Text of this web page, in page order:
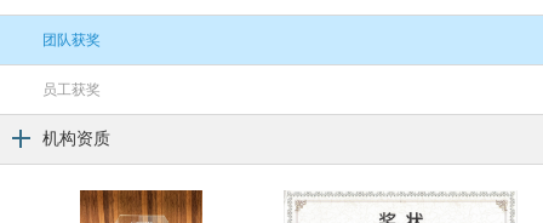
团队获奖
员工获奖
机构资质